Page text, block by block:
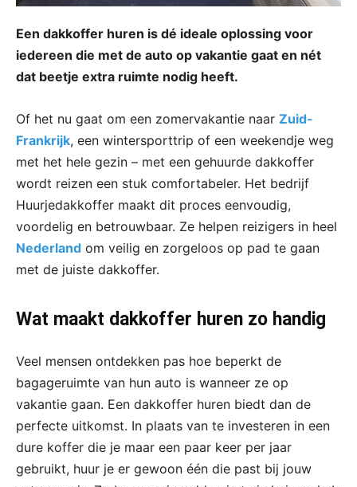
Een dakkoffer huren is dé ideale oplossing voor
iedereen die met de auto op vakantie gaat en nét
dat beetje extra ruimte nodig heeft.
Of het nu gaat om een zomervakantie naar Zuid-
Frankrijk, een wintersporttrip of een weekendje weg
met het hele gezin – met een gehuurde dakkoffer
wordt reizen een stuk comfortabeler. Het bedrijf
Huurjedakkoffer maakt dit proces eenvoudig,
voordelig en betrouwbaar. Ze helpen reizigers in heel
Nederland om veilig en zorgeloos op pad te gaan
met de juiste dakkoffer.
Wat maakt dakkoffer huren zo handig
Veel mensen ontdekken pas hoe beperkt de
bagageruimte van hun auto is wanneer ze op
vakantie gaan. Een dakkoffer huren biedt dan de
perfecte uitkomst. In plaats van te investeren in een
dure koffer die je maar een paar keer per jaar
gebruikt, huur je er gewoon één die past bij jouw